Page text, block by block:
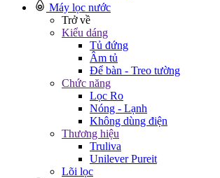
Máy lọc nước
Trở về
Kiểu dáng
Tủ đứng
Âm tủ
Để bàn - Treo tường
Chức năng
Lọc Ro
Nóng - Lạnh
Không dùng điện
Thương hiệu
Truliva
Unilever Pureit
Lõi lọc